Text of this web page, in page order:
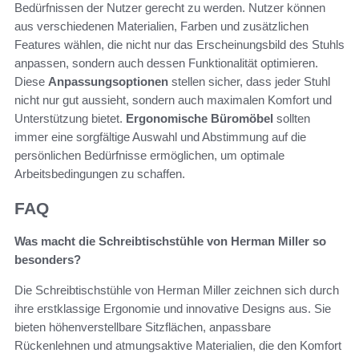
Bedürfnissen der Nutzer gerecht zu werden. Nutzer können
aus verschiedenen Materialien, Farben und zusätzlichen
Features wählen, die nicht nur das Erscheinungsbild des Stuhls
anpassen, sondern auch dessen Funktionalität optimieren.
Diese Anpassungsoptionen stellen sicher, dass jeder Stuhl
nicht nur gut aussieht, sondern auch maximalen Komfort und
Unterstützung bietet. Ergonomische Büromöbel sollten
immer eine sorgfältige Auswahl und Abstimmung auf die
persönlichen Bedürfnisse ermöglichen, um optimale
Arbeitsbedingungen zu schaffen.
FAQ
Was macht die Schreibtischstühle von Herman Miller so
besonders?
Die Schreibtischstühle von Herman Miller zeichnen sich durch
ihre erstklassige Ergonomie und innovative Designs aus. Sie
bieten höhenverstellbare Sitzflächen, anpassbare
Rückenlehnen und atmungsaktive Materialien, die den Komfort